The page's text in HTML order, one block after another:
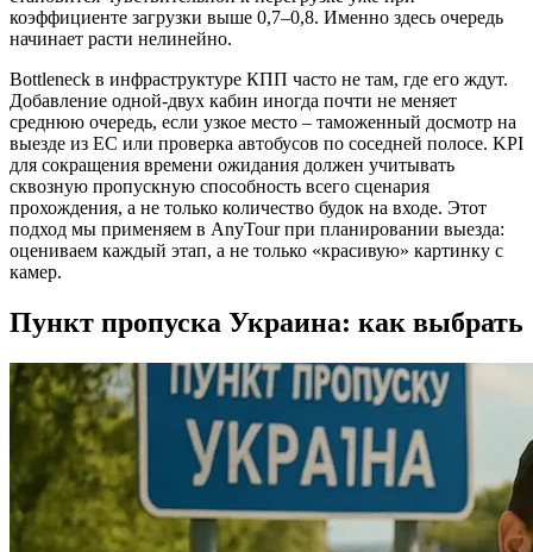
коэффициенте загрузки выше 0,7–0,8. Именно здесь очередь
начинает расти нелинейно.
Bottleneck в инфраструктуре КПП часто не там, где его ждут.
Добавление одной‑двух кабин иногда почти не меняет
среднюю очередь, если узкое место – таможенный досмотр на
выезде из ЕС или проверка автобусов по соседней полосе. KPI
для сокращения времени ожидания должен учитывать
сквозную пропускную способность всего сценария
прохождения, а не только количество будок на входе. Этот
подход мы применяем в AnyTour при планировании выезда:
оцениваем каждый этап, а не только «красивую» картинку с
камер.
Пункт пропуска Украина: как выбрать